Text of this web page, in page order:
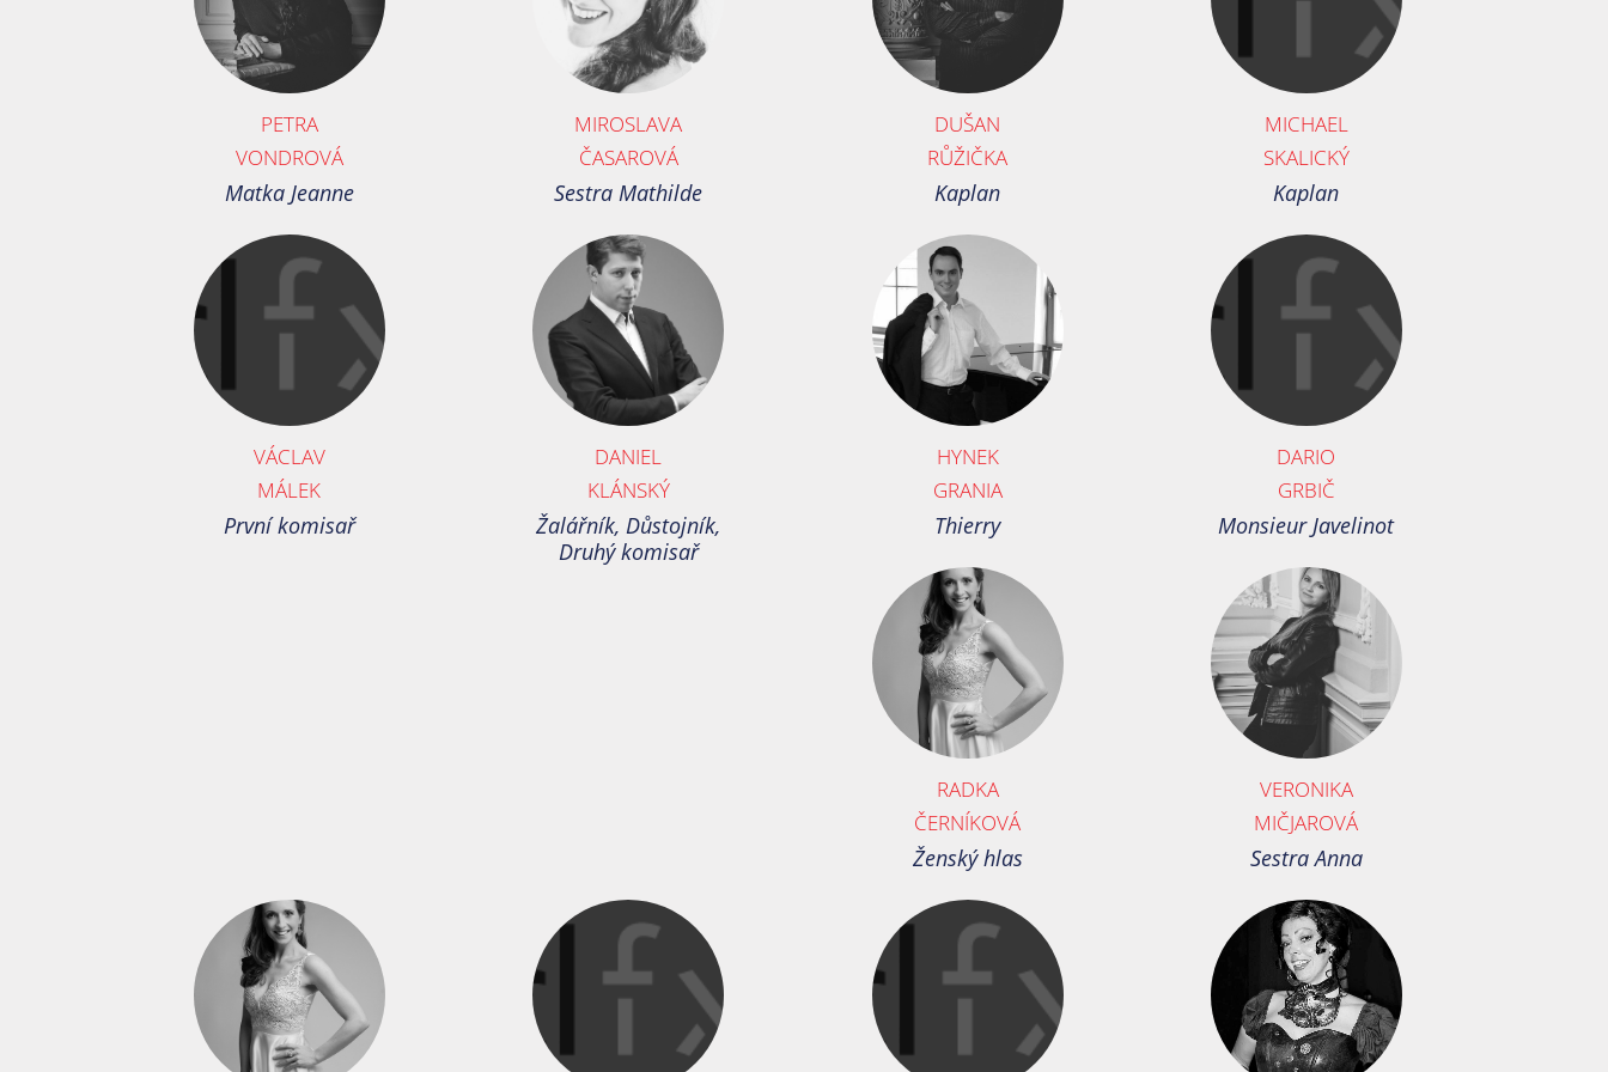
PETRA
VONDROVÁ
Matka Jeanne
MIROSLAVA
ČASAROVÁ
Sestra Mathilde
DUŠAN
RŮŽIČKA
Kaplan
MICHAEL
SKALICKÝ
Kaplan
VÁCLAV
MÁLEK
První komisař
DANIEL
KLÁNSKÝ
Žalářník, Důstojník,
Druhý komisař
HYNEK
GRANIA
Thierry
DARIO
GRBIČ
Monsieur Javelinot
RADKA
ČERNÍKOVÁ
Ženský hlas
VERONIKA
MIČJAROVÁ
Sestra Anna